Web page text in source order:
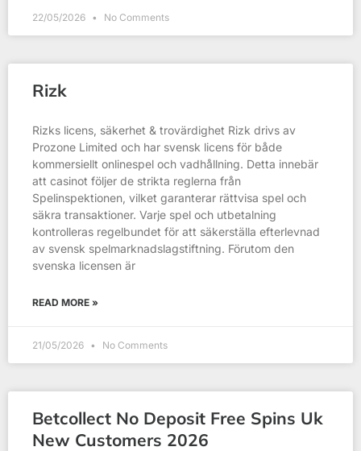
22/05/2026 No Comments
Rizk
Rizks licens, säkerhet & trovärdighet Rizk drivs av
Prozone Limited och har svensk licens för både
kommersiellt onlinespel och vadhållning. Detta innebär
att casinot följer de strikta reglerna från
Spelinspektionen, vilket garanterar rättvisa spel och
säkra transaktioner. Varje spel och utbetalning
kontrolleras regelbundet för att säkerställa efterlevnad
av svensk spelmarknadslagstiftning. Förutom den
svenska licensen är
READ MORE »
21/05/2026 No Comments
Betcollect No Deposit Free Spins Uk
New Customers 2026